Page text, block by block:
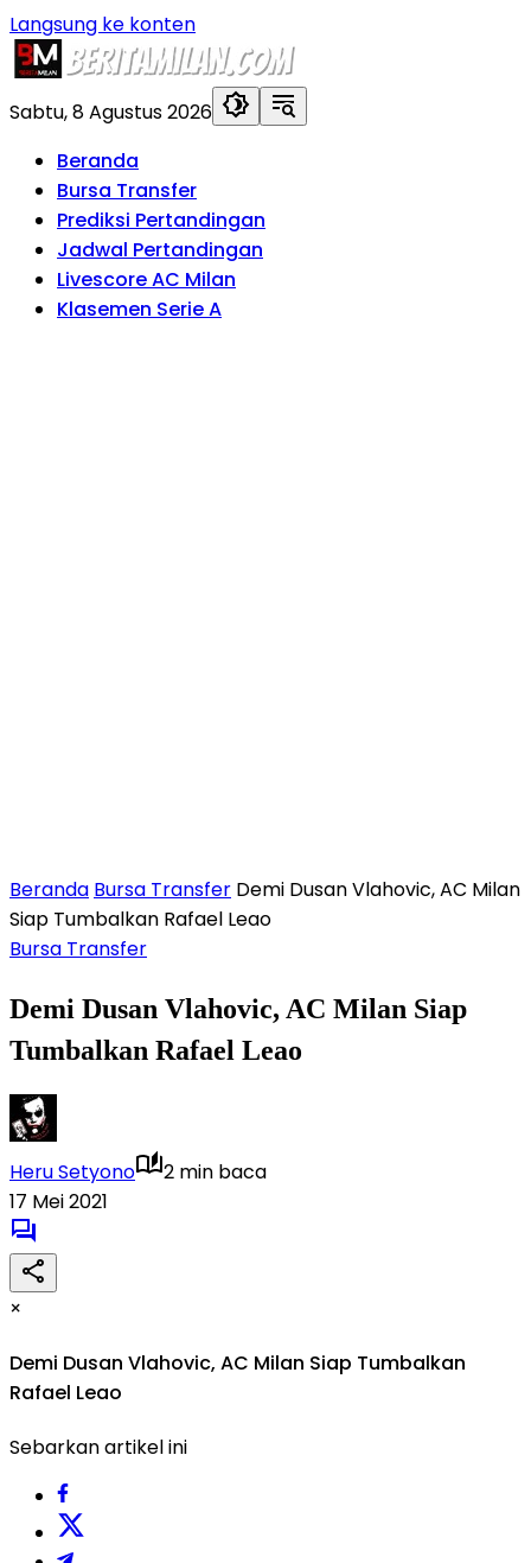
Langsung ke konten
Sabtu, 8 Agustus 2026
Beranda
Bursa Transfer
Prediksi Pertandingan
Jadwal Pertandingan
Livescore AC Milan
Klasemen Serie A
Beranda Bursa Transfer Demi Dusan Vlahovic, AC Milan
Siap Tumbalkan Rafael Leao
Bursa Transfer
Demi Dusan Vlahovic, AC Milan Siap
Tumbalkan Rafael Leao
Heru Setyono
2 min baca
17 Mei 2021
×
Demi Dusan Vlahovic, AC Milan Siap Tumbalkan
Rafael Leao
Sebarkan artikel ini